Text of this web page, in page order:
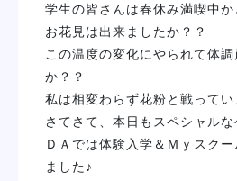
学生の皆さんは春休み満喫中か
お花見は出来ましたか？？
この温度の変化にやられて体
か？？
私は相変わらず花粉と戦ってい
さてさて、本日もスペシャル
ＤＡでは体験入学＆Ｍｙスク
ました♪
学校紹介
教育システム